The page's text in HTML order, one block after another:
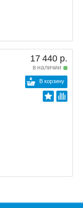
17 440 р.
в наличии
В корзину